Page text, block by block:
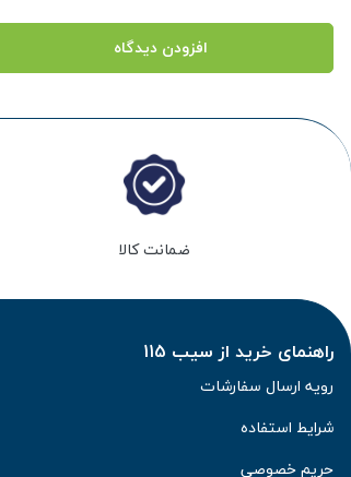
افزودن دیدگاه
ضمانت کالا
راهنمای خرید از سیب 115
رویه ارسال سفارشات
شرایط استفاده
حریم خصوصی